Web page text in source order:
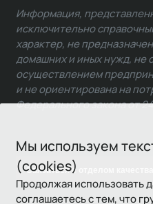
Мы используем
(cookies)
Продолжая использовать
соглашаетесь с тем, что
Связаться с отделом качества
Информация,
исключительно
характер, не
домашних и иных нужд, не
осуществлением
и не ориентирована на
Федерального закона от